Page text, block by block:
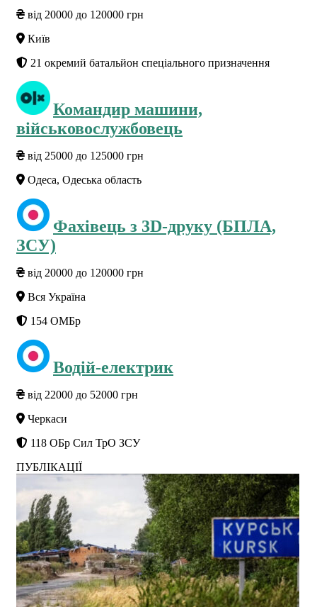
від 20000 до 120000 грн
Київ
21 окремий батальйон спеціального призначення
Командир машини,
військовослужбовець
від 25000 до 125000 грн
Одеса, Одеська область
Фахівець з 3D-друку (БПЛА,
ЗСУ)
від 20000 до 120000 грн
Вся Україна
154 ОМБр
Водій-електрик
від 22000 до 52000 грн
Черкаси
118 ОБр Сил ТрО ЗСУ
ПУБЛІКАЦІЇ